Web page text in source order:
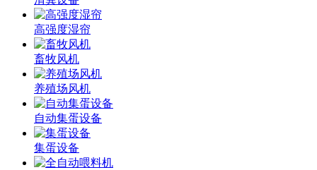
高强度湿帘
畜牧风机
养殖场风机
自动集蛋设备
集蛋设备